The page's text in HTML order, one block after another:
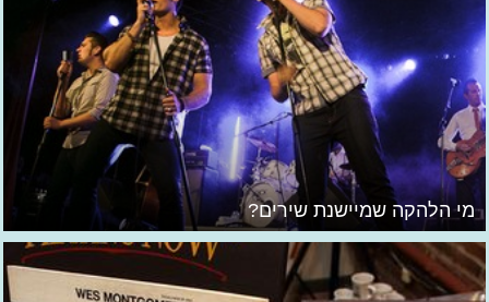
מי הלהקה שמיישנת שירים?